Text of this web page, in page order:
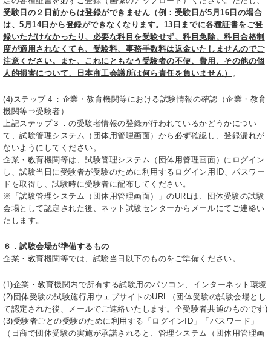
受験日の２日前からは登録ができません（例：受験日が5月16日の場合
は、5月14日から登録ができなくなります。13日までに各種証書をご登
録いただけなかったり、必要な科目を受験せず、科目免除、科目合格制
度が適用されなくても、受験料、事務手数料は返金いたしませんのでご
注意ください。また、これにともなう受験者の不便、費用、その他の個
人的損害について、日本商工会議所は何ら責任を負いません） 。
(4)ステップ４：企業・教育機関等における試験情報の確認（企業・教育
機関等⇒受験者）
上記ステップ３．の受験者情報の登録が行われているかどうかについ
て、試験管理システム（団体用管理画面）から必ず確認し、登録漏れが
ないようにしてください。
企業・教育機関等は、試験管理システム（団体用管理画面）にログイン
し、試験当日に受験者が受験のために利用するログイン用ID、パスワー
ドを取得し、試験時に受験者に配布してください。
※「試験管理システム（団体用管理画面）」のURLは、団体受験の試験
会場として認定された後、ネット試験センターからメールにてご連絡い
たします。
６．試験会場が準備するもの
企業・教育機関等では、試験当日以下のものをご準備ください。
(1)企業・教育機関内で所有する試験用のパソコン、インターネット環境
(2)団体受験の試験施行用ウェブサイトのURL（団体受験の試験会場とし
て認定された後、メールでご連絡いたします。全受験者共通のものです)
(3)受験者ごとの受験のために利用する「ログインID」「パスワード」
（日商で団体受験の実施が承諾されると、管理システム（団体用管理画